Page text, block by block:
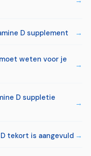
D supplement
weten voor je
D suppletie
tekort is aangevuld